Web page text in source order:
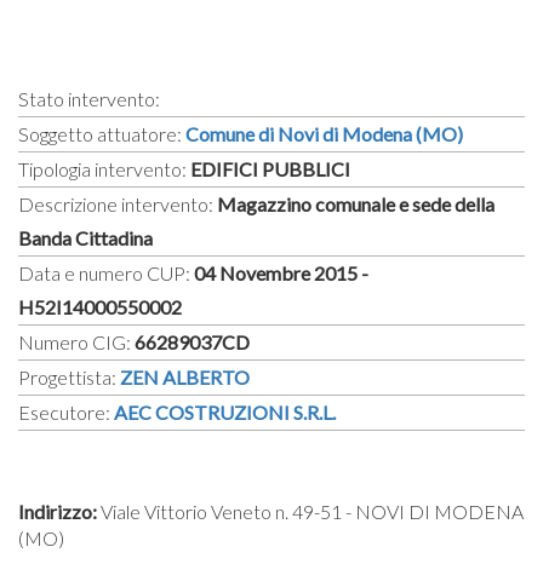
Stato intervento:
Soggetto attuatore: Comune di Novi di Modena (MO)
Tipologia intervento: EDIFICI PUBBLICI
Descrizione intervento: Magazzino comunale e sede della
Banda Cittadina
Data e numero CUP: 04 Novembre 2015 -
H52I14000550002
Numero CIG: 66289037CD
Progettista: ZEN ALBERTO
Esecutore: AEC COSTRUZIONI S.R.L.
Indirizzo:Viale Vittorio Veneto n. 49-51 - NOVI DI MODENA
(MO)